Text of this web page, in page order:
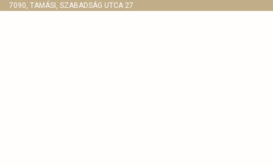
7090, TAMÁSI, SZABADSÁG UTCA 27